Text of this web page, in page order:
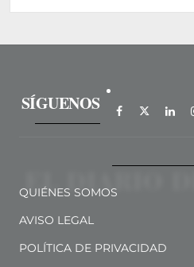
SÍGUENOS
QUIÉNES SOMOS
AVISO LEGAL
POLÍTICA DE PRIVACIDAD